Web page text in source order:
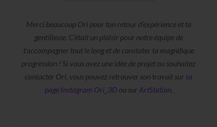
Merci beaucoup Ori pour ton retour d’expérience et ta
gentillesse. C’était un plaisir pour notre équipe de
t’accompagner tout le long et de constater ta magnifique
progression ! Si vous avez une idée de projet ou souhaitez
contacter Ori, vous pouvez retrouver son travail sur sa
page Instagram Ori_3Dou sur ArtStation.